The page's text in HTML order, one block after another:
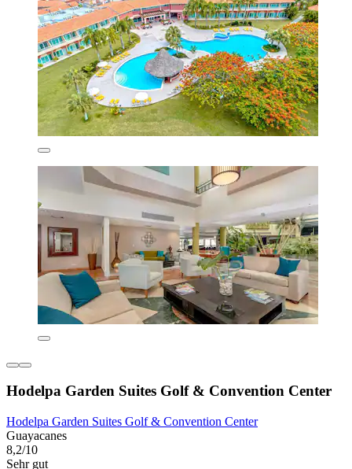
Hodelpa Garden Suites Golf & Convention Center
Hodelpa Garden Suites Golf & Convention Center
Guayacanes
8,2/10
Sehr gut